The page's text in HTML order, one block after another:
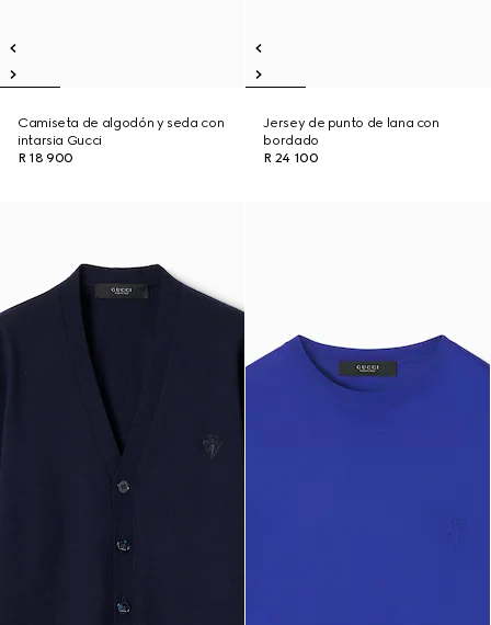
Camiseta de algodón y seda con
intarsia Gucci
R 18 900
Jersey de punto de lana con
bordado
R 24 100